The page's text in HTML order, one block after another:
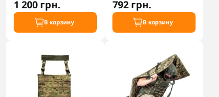
1 200 грн.
В корзину
792 грн.
В корзину